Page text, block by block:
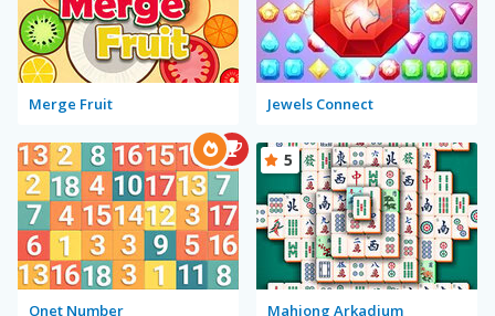
Merge Fruit Jewels Connect
Onet Number Mahjong Arkadium
5